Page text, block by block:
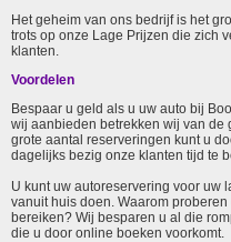
Het geheim van ons bedrijf is het
trots op onze Lage Prijzen die zich
klanten.
Voordelen
Bespaar u geld als u uw auto bij
wij aanbieden betrekken wij van de
grote aantal reserveringen kunt u
dagelijks bezig onze klanten tijd te
U kunt uw autoreservering voor uw
vanuit huis doen. Waarom
bereiken? Wij besparen u al die
die u door online boeken voorkomt.